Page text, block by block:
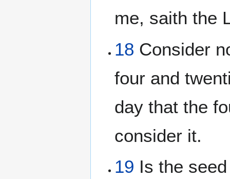
me, saith the
18 Consider
four and
day that the
consider it.
19 Is the